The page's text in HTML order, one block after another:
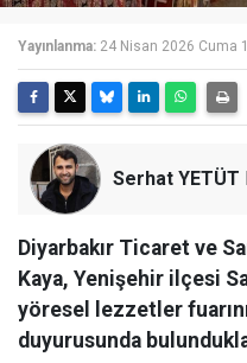
Yayınlanma: 24 Nisan 2026 Cuma
Serhat YETÜT
Diyarbakır Ticaret ve
Kaya, Yenişehir ilçesi
yöresel lezzetler
duyurusunda